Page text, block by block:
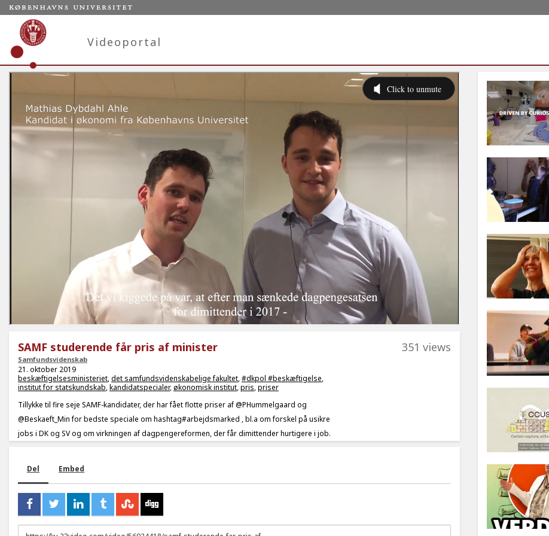
Videoportal
SAMF studerende får pris af minister
Samfundsvidenskab
351 views
21. oktober 2019
beskæftigelsesministeriet,det samfundsvidenskabelige fakultet,#dkpol #beskæftigelse,
institut for statskundskab,kandidatspecialer,økonomisk institut,pris,priser
Tillykke til fire seje SAMF-kandidater, der har fået flotte priser af @PHummelgaard og
@Beskaeft_Min for bedste speciale om hashtag#arbejdsmarked , bl.a om forskel på usikre
jobs i DK og SV og om virkningen af dagpengereformen, der får dimittender hurtigere i job.
Del Embed
URL